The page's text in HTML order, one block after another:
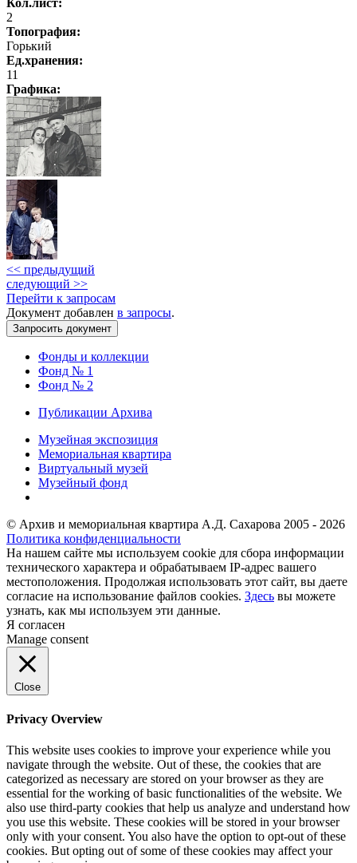
2
Топография:
Горький
Ед.хранения:
11
Графика:
<< предыдущий
следующий >>
Перейти к запросам
Документ добавлен в запросы.
Фонды и коллекции
Фонд № 1
Фонд № 2
Публикации Архива
Музейная экспозиция
Мемориальная квартира
Виртуальный музей
Музейный фонд
© Архив и мемориальная квартира А.Д. Сахарова 2005 - 2026
Политика конфиденциальности
На нашем сайте мы используем cookie для сбора информации
технического характера и обрабатываем IP-адрес вашего
местоположения. Продолжая использовать этот сайт, вы даете
согласие на использование файлов cookies. Здесь вы можете
узнать, как мы используем эти данные.
Я согласен
Manage consent
Close
Privacy Overview
This website uses cookies to improve your experience while you
navigate through the website. Out of these, the cookies that are
categorized as necessary are stored on your browser as they are
essential for the working of basic functionalities of the website. We
also use third-party cookies that help us analyze and understand how
you use this website. These cookies will be stored in your browser
only with your consent. You also have the option to opt-out of these
cookies. But opting out of some of these cookies may affect your